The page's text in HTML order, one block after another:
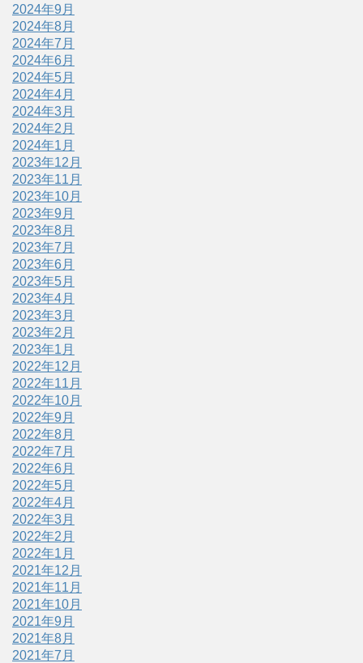
2024年9月
2024年8月
2024年7月
2024年6月
2024年5月
2024年4月
2024年3月
2024年2月
2024年1月
2023年12月
2023年11月
2023年10月
2023年9月
2023年8月
2023年7月
2023年6月
2023年5月
2023年4月
2023年3月
2023年2月
2023年1月
2022年12月
2022年11月
2022年10月
2022年9月
2022年8月
2022年7月
2022年6月
2022年5月
2022年4月
2022年3月
2022年2月
2022年1月
2021年12月
2021年11月
2021年10月
2021年9月
2021年8月
2021年7月